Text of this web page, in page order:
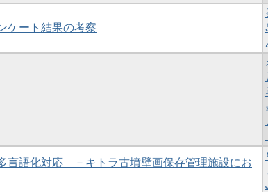
ケート結果の考察
言語化対応 －キトラ古墳壁画保存管理施設にお